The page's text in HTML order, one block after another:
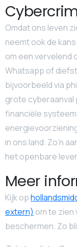
Omdat ons leven
neemt ook de
om een vervelend
Whatsapp of
bijvoorbeeld via
grote cyberaanval
financiële
in ons land. Zo’n
het openbare
Meer
Kijk op
extern) om te zien
beschermen. Zo